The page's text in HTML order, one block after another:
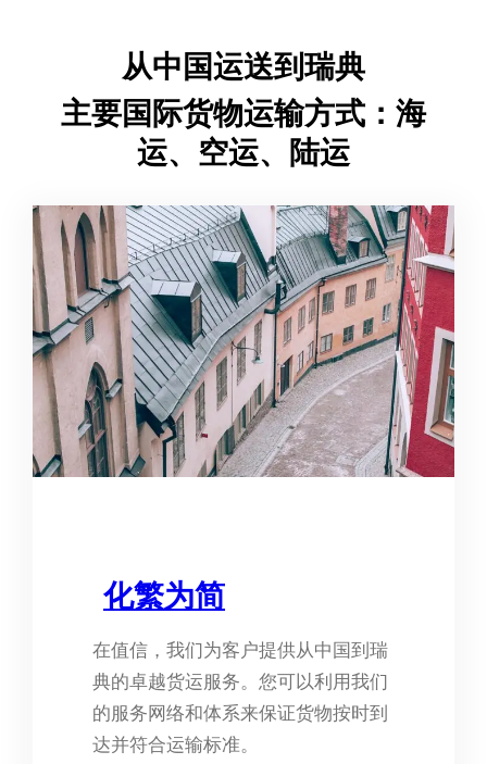
从中国运送到瑞典
主要国际货物运输方式：海
运、空运、陆运
化繁为简
在值信，我们为客户提供从中国到瑞
典的卓越货运服务。您可以利用我们
的服务网络和体系来保证货物按时到
达并符合运输标准。